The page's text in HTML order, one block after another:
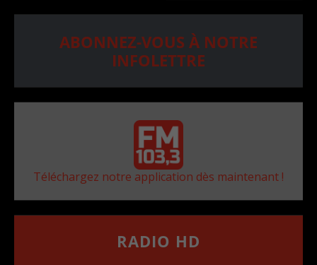
ABONNEZ-VOUS À NOTRE
INFOLETTRE
Téléchargez notre application dès maintenant !
RADIO HD